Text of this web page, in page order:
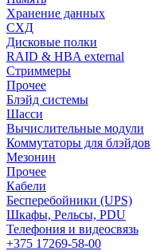
Хранение данных
СХД
Дисковые полки
RAID & HBA external
Стриммеры
Прочее
Блэйд системы
Шасси
Вычислительные модули
Коммутаторы для блэйдов
Мезонин
Прочее
Кабели
Бесперебойники (UPS)
Шкафы, Рельсы, PDU
Телефония и видеосвязь
+375 17269-58-00